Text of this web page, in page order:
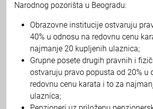
Narodnog pozorišta u Beogradu:
Obrazovne institucije ostvaruju
40% u odnosu na redovnu cenu
najmanje 20 kupljenih ulaznica;
Grupne posete drugih pravnih i
ostvaruju pravo popusta od 20% u
redovnu cenu karata i to za
ulaznica;